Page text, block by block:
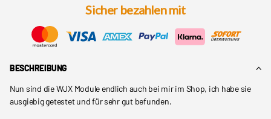
Sicher bezahlen mit
BESCHREIBUNG
Nun sind die WJX Module endlich auch bei mir im Shop, ich habe sie
ausgiebig getestet und für sehr gut befunden.